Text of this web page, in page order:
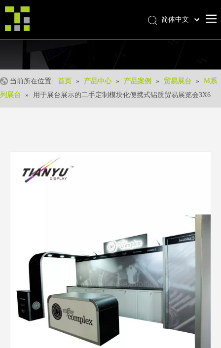
产品中心
联系我们
简体中文
日本語
Pусский
Nederlands
当前所在位置: 首页 » 产品中心 » 产品案例 » 贸易展台 »
M系
列展台
» 用于展台展示的二手定制模块化便携式铝质贸易展览会3X6